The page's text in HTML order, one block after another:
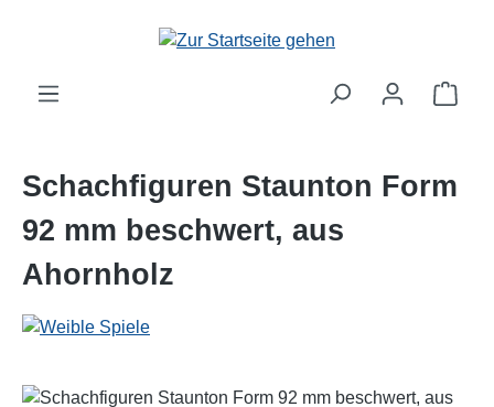
Zum Hauptinhalt springen
Schachfiguren Staunton Form
92 mm beschwert, aus
Ahornholz
Bildergalerie überspringen